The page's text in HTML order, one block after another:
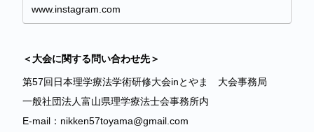
www.instagram.com
＜大会に関する問い合わせ先＞
第57回日本理学療法学術研修大会inとやま 大会事務局
一般社団法人富山県理学療法士会事務所内
E-mail：nikken57toyama@gmail.com